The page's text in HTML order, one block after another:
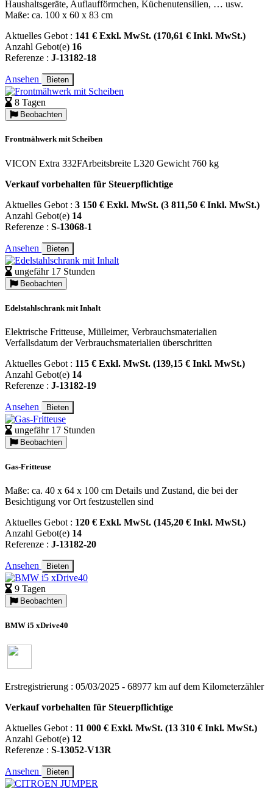
Haushaltsgeräte, Auflaufförmchen, Küchenutensilien, … usw.
Maße: ca. 100 x 60 x 83 cm
Aktuelles Gebot : 141 € Exkl. MwSt. (170,61 € Inkl. MwSt.)
Anzahl Gebot(e) 16
Referenze : J-13182-18
Ansehen Bieten
8 Tagen
Beobachten
Frontmähwerk mit Scheiben
VICON Extra 332FArbeitsbreite L320 Gewicht 760 kg
Verkauf vorbehalten für Steuerpflichtige
Aktuelles Gebot : 3 150 € Exkl. MwSt. (3 811,50 € Inkl. MwSt.)
Anzahl Gebot(e) 14
Referenze : S-13068-1
Ansehen Bieten
ungefähr 17 Stunden
Beobachten
Edelstahlschrank mit Inhalt
Elektrische Fritteuse, Mülleimer, Verbrauchsmaterialien
Verfallsdatum der Verbrauchsmaterialien überschritten
Aktuelles Gebot : 115 € Exkl. MwSt. (139,15 € Inkl. MwSt.)
Anzahl Gebot(e) 14
Referenze : J-13182-19
Ansehen Bieten
ungefähr 17 Stunden
Beobachten
Gas-Fritteuse
Maße: ca. 40 x 64 x 100 cm Details und Zustand, die bei der
Besichtigung vor Ort festzustellen sind
Aktuelles Gebot : 120 € Exkl. MwSt. (145,20 € Inkl. MwSt.)
Anzahl Gebot(e) 14
Referenze : J-13182-20
Ansehen Bieten
9 Tagen
Beobachten
BMW i5 xDrive40
Erstregistrierung : 05/03/2025 - 68977 km auf dem Kilometerzähler
Verkauf vorbehalten für Steuerpflichtige
Aktuelles Gebot : 11 000 € Exkl. MwSt. (13 310 € Inkl. MwSt.)
Anzahl Gebot(e) 12
Referenze : S-13052-V13R
Ansehen Bieten